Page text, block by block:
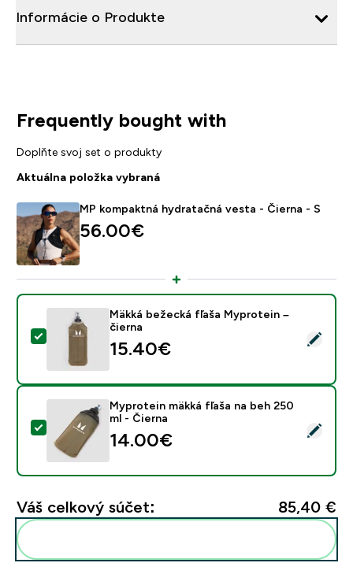
Informácie o Produkte
Frequently bought with
Doplňte svoj set o produkty
Aktuálna položka vybraná
MP kompaktná hydratačná vesta - Čierna - S
56.00€‎
Vybrať tento produkt - Mäkká bežecká fľaša
Mäkká bežecká fľaša Myprotein –
čierna
15.40€‎
Vybrať tento produkt - Myprotein mäkká fľaša na beh
Myprotein mäkká fľaša na beh 250
ml - Čierna
14.00€‎
Váš celkový súčet: 85,40 €‎